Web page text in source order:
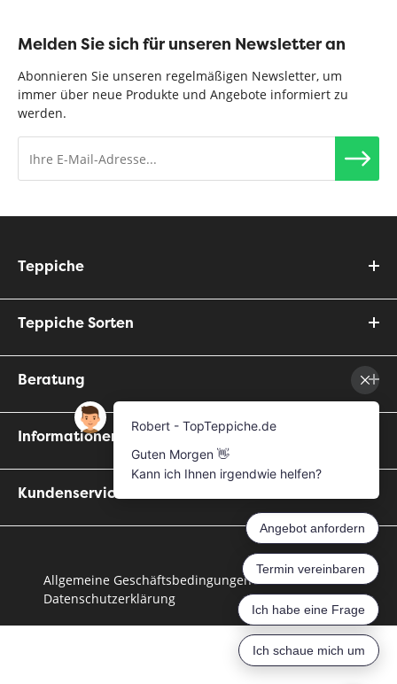
Melden Sie sich für unseren Newsletter an
Abonnieren Sie unseren regelmäßigen Newsletter, um
immer über neue Produkte und Angebote informiert zu
werden.
Teppiche
Teppiche Sorten
Beratung
Informationen
Kundenservice
Allgemeine Geschäftsbedingungen
Datenschutzerklärung